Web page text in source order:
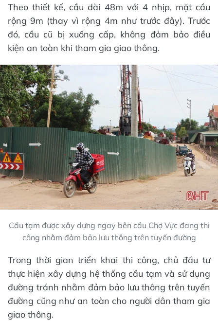
Theo thiết kế, cầu dài 48m với 4 nhịp, mặt cầu
rộng 9m (thay vì rộng 4m như trước đây). Trước
đó, cầu cũ bị xuống cấp, không đảm bảo điều
kiện an toàn khi tham gia giao thông.
Cầu tạm được xây dựng ngay bên cầu Chợ Vực đang thi
công nhằm đảm bảo lưu thông trên tuyến đường
Trong thời gian triển khai thi công, chủ đầu tư
thực hiện xây dựng hệ thống cầu tạm và sử dụng
đường tránh nhằm đảm bảo lưu thông trên tuyến
đường cũng như an toàn cho người dân tham gia
giao thông.